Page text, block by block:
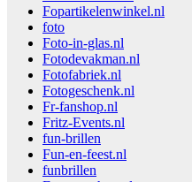
Fopartikelenwinkel.nl
foto
Foto-in-glas.nl
Fotodevakman.nl
Fotofabriek.nl
Fotogeschenk.nl
Fr-fanshop.nl
Fritz-Events.nl
fun-brillen
Fun-en-feest.nl
funbrillen